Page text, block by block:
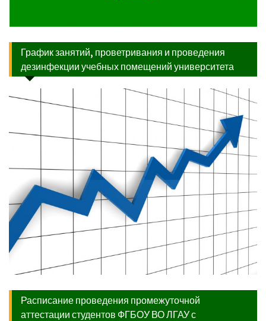
График занятий, проветривания и проведения
дезинфекции учебных помещений университета
Расписание проведения промежуточной
аттестации студентов ФГБОУ ВО ЛГАУ с